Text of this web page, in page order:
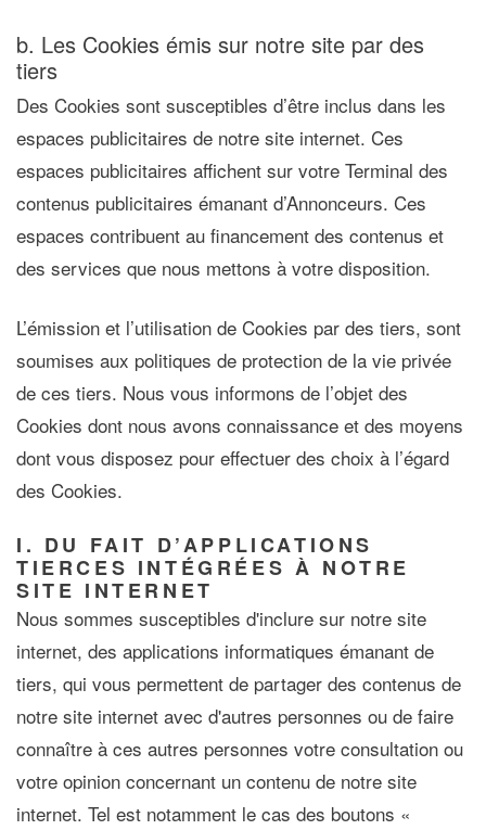
b. Les Cookies émis sur notre site par des
tiers
Des Cookies sont susceptibles d’être inclus dans les
espaces publicitaires de notre site internet. Ces
espaces publicitaires affichent sur votre Terminal des
contenus publicitaires émanant d’Annonceurs. Ces
espaces contribuent au financement des contenus et
des services que nous mettons à votre disposition.
L’émission et l’utilisation de Cookies par des tiers, sont
soumises aux politiques de protection de la vie privée
de ces tiers. Nous vous informons de l’objet des
Cookies dont nous avons connaissance et des moyens
dont vous disposez pour effectuer des choix à l’égard
des Cookies.
I. DU FAIT D’APPLICATIONS
TIERCES INTÉGRÉES À NOTRE
SITE INTERNET
Nous sommes susceptibles d'inclure sur notre site
internet, des applications informatiques émanant de
tiers, qui vous permettent de partager des contenus de
notre site internet avec d'autres personnes ou de faire
connaître à ces autres personnes votre consultation ou
votre opinion concernant un contenu de notre site
internet. Tel est notamment le cas des boutons «